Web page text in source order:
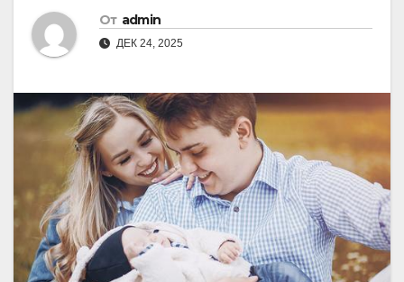
От admin
ДЕК 24, 2025